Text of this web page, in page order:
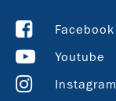
Facebook
Youtube
Instagram